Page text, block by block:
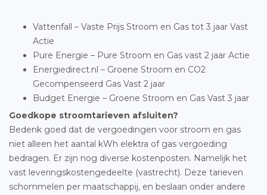
Vattenfall – Vaste Prijs Stroom en Gas tot 3 jaar Vast
Actie
Pure Energie – Pure Stroom en Gas vast 2 jaar Actie
Energiedirect.nl – Groene Stroom en CO2
Gecompenseerd Gas Vast 2 jaar
Budget Energie – Groene Stroom en Gas Vast 3 jaar
Goedkope stroomtarieven afsluiten?
Bedenk goed dat de vergoedingen voor stroom en gas
niet alleen het aantal kWh elektra of gas vergoeding
bedragen. Er zijn nog diverse kostenposten. Namelijk het
vast leveringskostengedeelte (vastrecht). Deze tarieven
schommelen per maatschappij, en beslaan onder andere